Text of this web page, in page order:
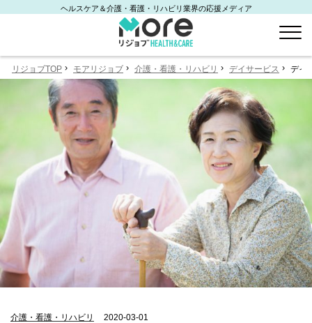
ヘルスケア＆介護・看護・リハビリ業界の応援メディア
リジョブTOP モアリジョブ 介護・看護・リハビリ デイサービス デイ
介護・看護・リハビリ 2020-03-01